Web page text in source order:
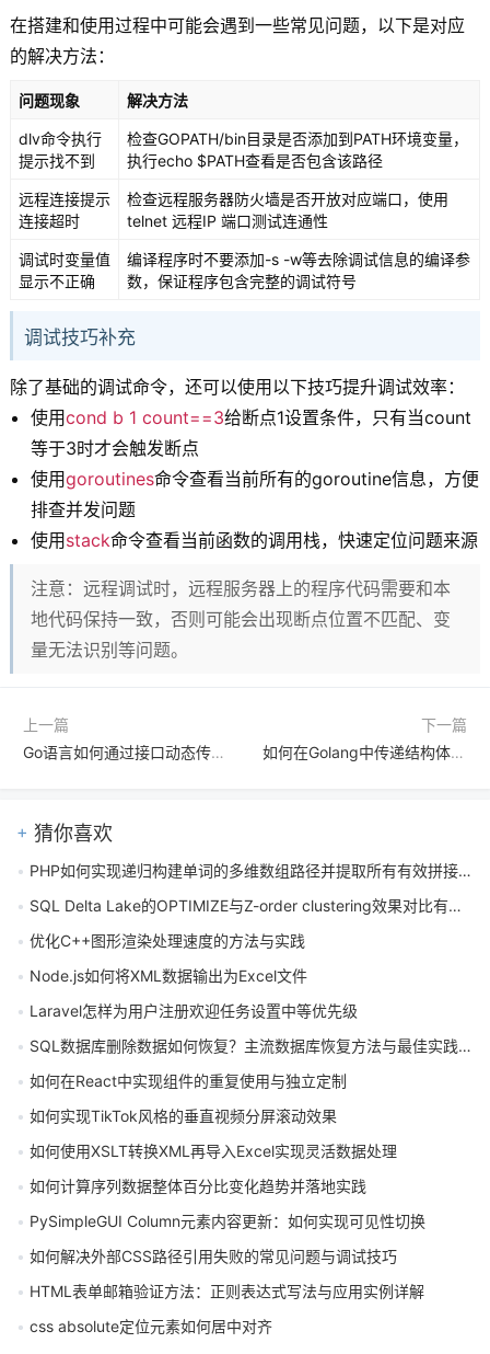
在搭建和使用过程中可能会遇到一些常见问题，以下是对应
的解决方法：
问题现象 解决方法
dlv命令执行
提示找不到
检查GOPATH/bin目录是否添加到PATH环境变量，
执行echo $PATH查看是否包含该路径
远程连接提示
连接超时
检查远程服务器防火墙是否开放对应端口，使用
telnet 远程IP 端口测试连通性
调试时变量值
显示不正确
编译程序时不要添加-s -w等去除调试信息的编译参
数，保证程序包含完整的调试符号
调试技巧补充
除了基础的调试命令，还可以使用以下技巧提升调试效率：
使用cond b 1 count==3给断点1设置条件，只有当count
等于3时才会触发断点
使用goroutines命令查看当前所有的goroutine信息，方便
排查并发问题
使用 stack命令查看当前函数的调用栈，快速定位问题来源
注意：远程调试时，远程服务器上的程序代码需要和本
地代码保持一致，否则可能会出现断点位置不匹配、变
量无法识别等问题。
上一篇
Go语言如何通过接口动态传递结构体类型实现通用ORM解析
下一篇
如何在Golang中传递结构体指针提高内存使用效率
猜你喜欢
PHP如何实现递归构建单词的多维数组路径并提取所有有效拼接序列
SQL Delta Lake的OPTIMIZE与Z-order clustering效果对比有哪些差异
优化C++图形渲染处理速度的方法与实践
Node.js如何将XML数据输出为Excel文件
Laravel怎样为用户注册欢迎任务设置中等优先级
SQL数据库删除数据如何恢复？主流数据库恢复方法与最佳实践指南
如何在React中实现组件的重复使用与独立定制
如何实现TikTok风格的垂直视频分屏滚动效果
如何使用XSLT转换XML再导入Excel实现灵活数据处理
如何计算序列数据整体百分比变化趋势并落地实践
PySimpleGUI Column元素内容更新：如何实现可见性切换
如何解决外部CSS路径引用失败的常见问题与调试技巧
HTML表单邮箱验证方法：正则表达式写法与应用实例详解
css absolute定位元素如何居中对齐